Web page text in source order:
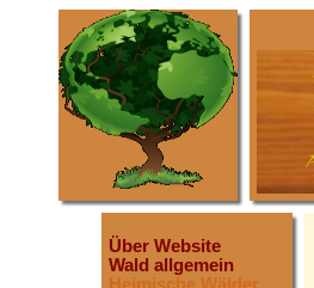
Über Website
Wald allgemein